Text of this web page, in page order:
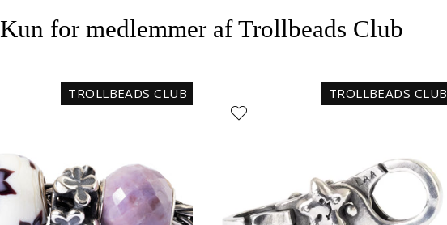
Kun for medlemmer af Trollbeads Club
TROLLBEADS CLUB TROLLBEADS CLUB